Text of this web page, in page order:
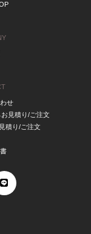
せ
見積り/ご注文
積り/ご注文